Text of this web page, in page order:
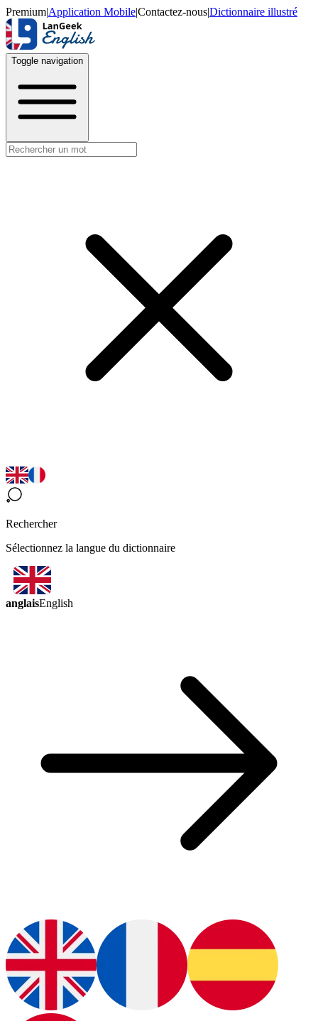
Premium|Application Mobile|Contactez-nous|Dictionnaire illustré
Toggle navigation
Rechercher
Sélectionnez la langue du dictionnaire
anglaisEnglish